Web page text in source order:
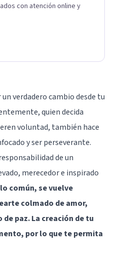
con atención online y
verdadero cambio desde tu
quien decida
voluntad, también hace
y ser perseverante.
de un
merecedor e inspirado
común, se vuelve
colmado de amor,
paz. La creación de tu
por lo que te permita